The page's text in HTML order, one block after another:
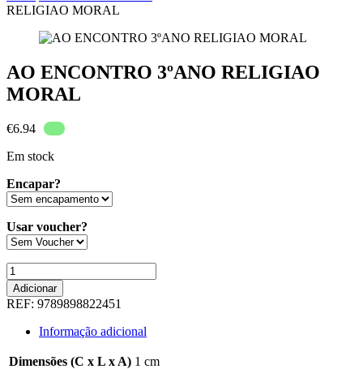
RELIGIAO MORAL
AO ENCONTRO 3ºANO RELIGIAO
MORAL
€6.94
Em stock
Encapar?
Usar voucher?
Quantidade
de
AO
ENCONTRO
3ºANO
RELIGIAO
MORAL
Adicionar
REF: 9789898822451
Informação adicional
Dimensões (C x L x A) 1 cm